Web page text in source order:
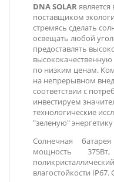
DNA SOLAR
поставщиком
стремясь сделать
освещать любой
предоставлять
по низким ценам.
на непрерывном
соответствии с
инвестируем
технологические
"зеленую"
Солнечная
мощность
влагостойкости